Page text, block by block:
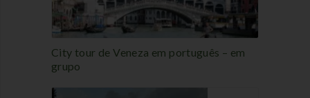
City tour de Veneza em português – em
grupo